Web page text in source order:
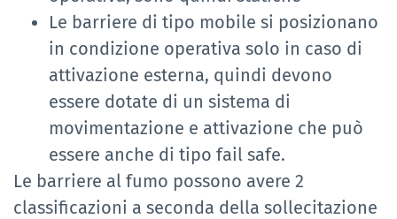
Le barriere di tipo mobile si posizionano
in condizione operativa solo in caso di
attivazione esterna, quindi devono
essere dotate di un sistema di
movimentazione e attivazione che può
essere anche di tipo fail safe.
Le barriere al fumo possono avere 2
classificazioni a seconda della sollecitazione